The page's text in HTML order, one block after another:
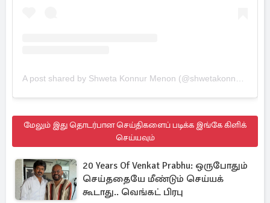
மேலும் இது தொடர்பான செய்திகளைப் படிக்க இங்கே கிளிக்
செய்யவும்
20 Years Of Venkat Prabhu: ஒருபோதும்
செய்ததையே மீண்டும் செய்யக்
கூடாது.. வெங்கட் பிரபு